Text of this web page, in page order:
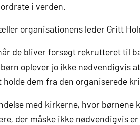
i verden.
organisationens leder Gritt
de bliver forsøgt rekrutteret til
oplever jo ikke nødvendigvis
dem fra den organiserede
med kirkerne, hvor børnene
der måske ikke nødvendigvis